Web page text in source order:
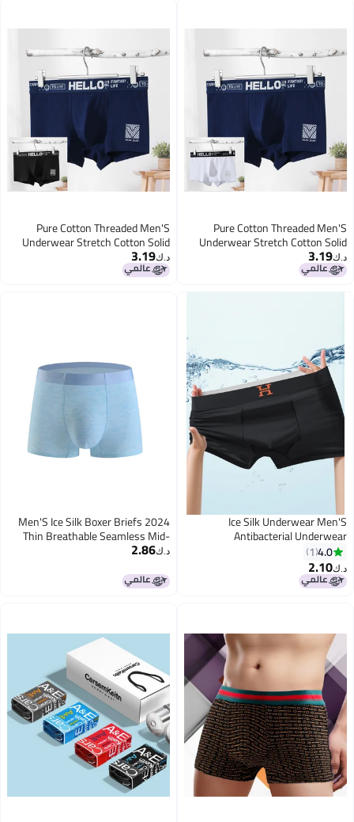
Pure Cotton Threaded Men'S
Underwear Stretch Cotton Solid
Color Mid-Waist Youth Boxer
Briefs Boxer Shorts For Men
د.ك‏3.19
Pure Cotton Threaded Men'S
Underwear Stretch Cotton Solid
Color Mid-Waist Youth Boxer
Briefs Boxer Shorts For Men
د.ك‏3.19
Ice Silk Underwear Men'S
Antibacterial Underwear
Breathable Seamless Men'S Boxer
Underwear Factory
4.0
1
د.ك‏2.10
Men'S Ice Silk Boxer Briefs 2024
Thin Breathable Seamless Mid-
Waist Solid Color Shorts For Men
د.ك‏2.86